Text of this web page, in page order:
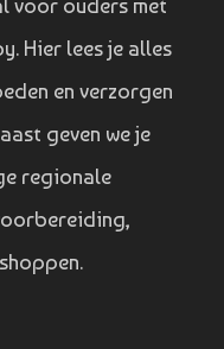
voor ouders met
Hier lees je alles
en verzorgen
geven we je
regionale